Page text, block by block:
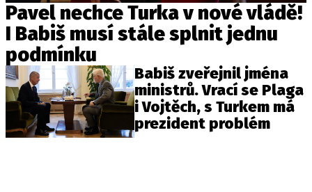
Pavel nechce Turka v nové vládě!
I Babiš musí stále splnit jednu
podmínku
Babiš zveřejnil jména
ministrů. Vrací se Plaga
i Vojtěch, s Turkem má
prezident problém